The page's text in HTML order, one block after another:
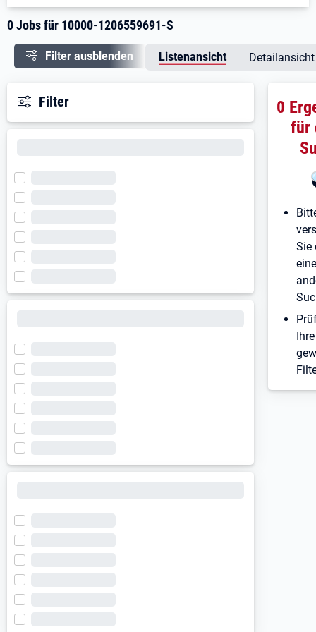
0 Jobs für 10000-1206559691-S
Filter ausblenden Listenansicht Detailansicht
Filter
0
für
Sie
Ihre